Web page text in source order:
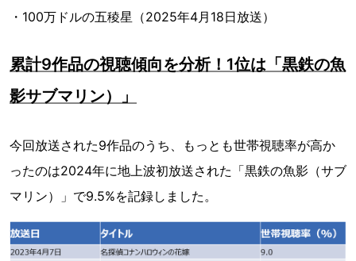
・100万ドルの五稜星（2025年4月18日放送）
累計9作品の視聴傾向を分析！1位は「黒鉄の魚
影サブマリン）」
今回放送された9作品のうち、もっとも世帯視聴率が高か
ったのは2024年に地上波初放送された「黒鉄の魚影（サブ
マリン）」で9.5%を記録しました。